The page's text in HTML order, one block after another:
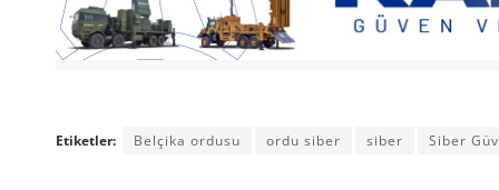
Etiketler: Belçika ordusu ordu siber siber Siber